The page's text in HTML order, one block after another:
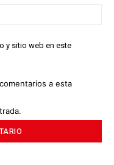
y sitio web en este
a esta